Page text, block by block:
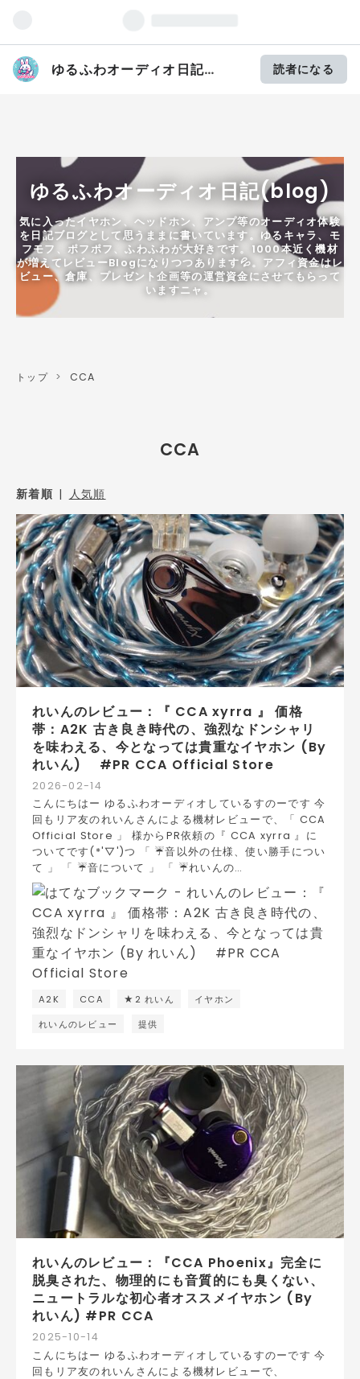
ゆるふわオーディオ日記
読者になる
ゆるふわオーディオ日記(blog)
気に入ったイヤホン、ヘッドホン、アンプ等のオーディオ体験
を日記ブログとして思うままに書いています。ゆるキャラ、モ
フモフ、ポフポフ、ふわふわが大好きです。1000本近く機材
が増えてレビューBlogになりつつあります💦。アフィ資金はレ
ビュー、倉庫、プレゼント企画等の運営資金にさせてもらって
いますニャ。
トップ > CCA
CCA
新着順 人気順
2026-02-14
れいんのレビュー：『 CCA xyrra 』 価格
帯：A2K 古き良き時代の、強烈なドンシャリ
を味わえる、今となっては貴重なイヤホン (By
れいん) #PR CCA Official Store
A2K CCA ★2 れいん
イヤホン
れいんのレビュー
提供
こんにちはー ゆるふわオーディオしているすのーです 今
回もリア友のれいんさんによる機材レビューで、「 CCA
Official Store 」 様からPR依頼の『 CCA xyrra 』に
ついてです(*'▽')つ 「 ☔音以外の仕様、使い勝手につい
て 」 「 ☔音について 」 「 ☔れいんの…
2025-10-14
れいんのレビュー：『CCA Phoenix』完全に
脱臭された、物理的にも音質的にも臭くない、
ニュートラルな初心者オススメイヤホン (By
れいん) #PR CCA
こんにちはー ゆるふわオーディオしているすのーです 今
回もリア友のれいんさんによる機材レビューで、